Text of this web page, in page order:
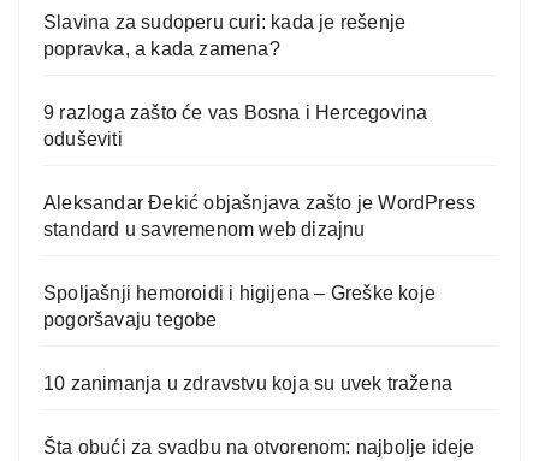
Slavina za sudoperu curi: kada je rešenje
popravka, a kada zamena?
9 razloga zašto će vas Bosna i Hercegovina
oduševiti
Aleksandar Đekić objašnjava zašto je WordPress
standard u savremenom web dizajnu
Spoljašnji hemoroidi i higijena – Greške koje
pogoršavaju tegobe
10 zanimanja u zdravstvu koja su uvek tražena
Šta obući za svadbu na otvorenom: najbolje ideje